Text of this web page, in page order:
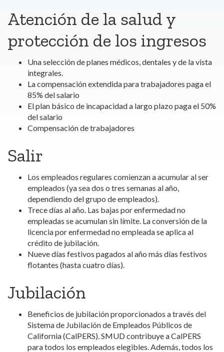
Atención de la salud y
protección de los ingresos
Una selección de planes médicos, dentales y de la vista
integrales.
La compensación extendida para trabajadores paga el
85% del salario
El plan básico de incapacidad a largo plazo paga el 50%
del salario
Compensación de trabajadores
Salir
Los empleados regulares comienzan a acumular al ser
empleados (ya sea dos o tres semanas al año,
dependiendo del grupo de empleados).
Trece días al año. Las bajas por enfermedad no
empleadas se acumulan sin límite. La conversión de la
licencia por enfermedad no empleada se aplica al
crédito de jubilación.
Nueve días festivos pagados al año más días festivos
flotantes (hasta cuatro días).
Jubilación
Beneficios de jubilación proporcionados a través del
Sistema de Jubilación de Empleados Públicos de
California (CalPERS). SMUD contribuye a CalPERS
para todos los empleados elegibles. Además, todos los